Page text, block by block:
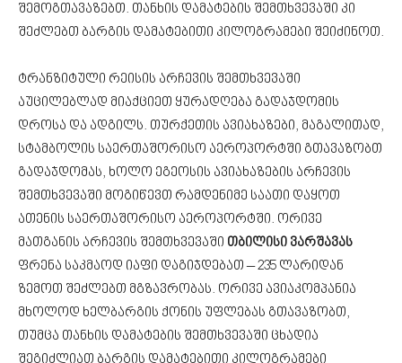
შემოგთავაზებთ. თანხის დამატების შემთხვევაში კი
შეძლებთ ბარგის დამატებითი კილოგრამები შეიძინოთ.
ტრანზიტული რეისის არჩევის შემთხვევაში
აუცილებლად მიაქციეთ ყურადღება გადაჯდომის
დროსა და ადგილს. თურქეთის ავიახაზები, მაგალითად,
სტამბოლის საერთაშორისო აეროპორტში გთავაზობთ
გადაჯდომას, ხოლო ეგეოსის ავიახაზების არჩევის
შემთხვევაში მოგიწევთ რამდენიმე საათი დაყოთ
ათენის საერთაშორისო აეროპორტში. ორივე
მათგანის არჩევის შემთხვევაში თბილისი ვარშავას
ფრენა საკმაოდ იაფი დაგიჯდებათ – 235 ლარიდან
ზემოთ შეძლებთ მგზავრობას. ორივე ავიაკომპანია
მხოლოდ ხელბარგის ქონის უფლებას გთავაზობთ,
თუმცა თანხის დამატების შემთხვევაში ცხადია
შეგიძლიათ ბარგის დამატებითი კილოგრამები